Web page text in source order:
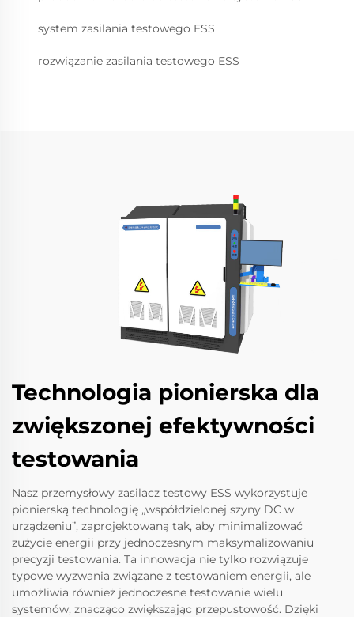
system zasilania testowego ESS
rozwiązanie zasilania testowego ESS
Technologia pionierska dla
zwiększonej efektywności
testowania
Nasz przemysłowy zasilacz testowy ESS wykorzystuje
pionierską technologię „współdzielonej szyny DC w
urządzeniu”, zaprojektowaną tak, aby minimalizować
zużycie energii przy jednoczesnym maksymalizowaniu
precyzji testowania. Ta innowacja nie tylko rozwiązuje
typowe wyzwania związane z testowaniem energii, ale
umożliwia również jednoczesne testowanie wielu
systemów, znacząco zwiększając przepustowość. Dzięki